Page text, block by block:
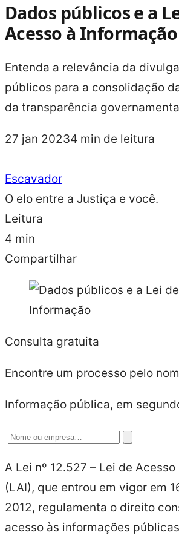
Dados públicos e a
Acesso à Informação
Entenda a relevância da
públicos para a consolidação
da transparência
27 jan 20234 min de leitura
Escavador
O elo entre a Justiça e você.
Leitura
4 min
Compartilhar
Consulta gratuita
Encontre um processo pelo
Informação pública, em
A Lei nº 12.527 – Lei de
(LAI), que entrou em vigor em
2012, regulamenta o direito
acesso às informações